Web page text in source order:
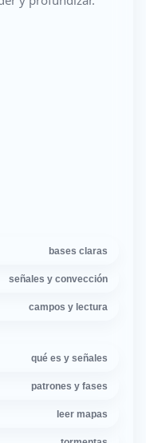
bases claras
señales y convección
campos y lectura
qué es y señales
patrones y fases
leer mapas